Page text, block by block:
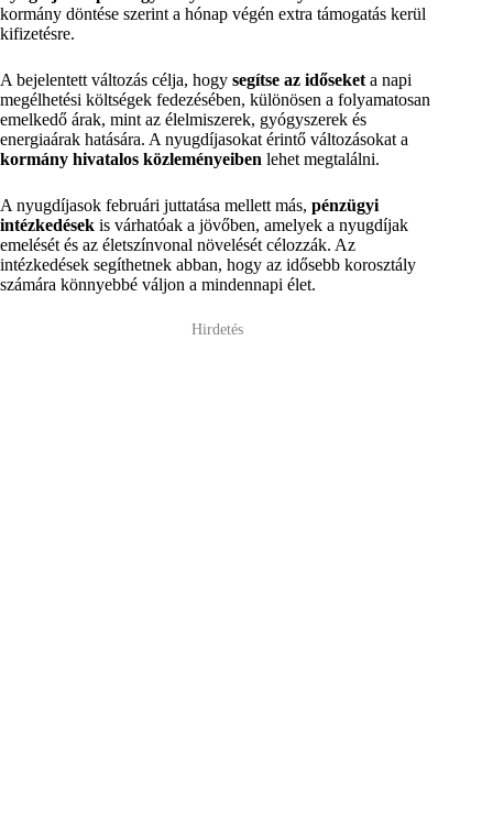
kormány döntése szerint a hónap végén extra támogatás kerül
kifizetésre.
A bejelentett változás célja, hogy segítse az időseket a napi
megélhetési költségek fedezésében, különösen a folyamatosan
emelkedő árak, mint az élelmiszerek, gyógyszerek és
energiaárak hatására. A nyugdíjasokat érintő változásokat a
kormány hivatalos közleményeiben lehet megtalálni.
A nyugdíjasok februári juttatása mellett más, pénzügyi
intézkedések is várhatóak a jövőben, amelyek a nyugdíjak
emelését és az életszínvonal növelését célozzák. Az
intézkedések segíthetnek abban, hogy az idősebb korosztály
számára könnyebbé váljon a mindennapi élet.
Hirdetés